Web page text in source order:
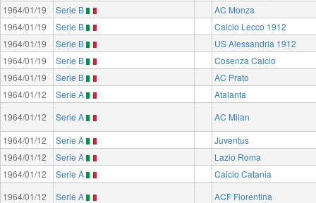
1964/01/19
Serie B
AC Monza
1964/01/19
Serie B
Calcio Lecco 1912
1964/01/19
Serie B
US Alessandria 1912
1964/01/19
Serie B
Cosenza Calcio
1964/01/19
Serie B
AC Prato
1964/01/12
Serie A
Atalanta
1964/01/12
Serie A
AC Milan
1964/01/12
Serie A
Juventus
1964/01/12
Serie A
Lazio Roma
1964/01/12
Serie A
Calcio Catania
1964/01/12
Serie A
ACF Fiorentina